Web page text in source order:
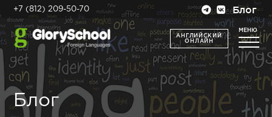
+7 (812) 209-50-70 Блог
АНГЛИЙСКИЙ
ОНЛАЙН
МЕНЮ
Блог